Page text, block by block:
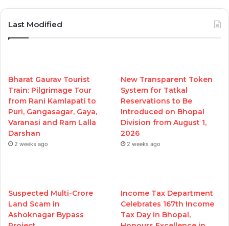
Last Modified
Bharat Gaurav Tourist
Train: Pilgrimage Tour
from Rani Kamlapati to
Puri, Gangasagar, Gaya,
Varanasi and Ram Lalla
Darshan
2 weeks ago
New Transparent Token
System for Tatkal
Reservations to Be
Introduced on Bhopal
Division from August 1,
2026
2 weeks ago
Suspected Multi-Crore
Land Scam in
Ashoknagar Bypass
Income Tax Department
Celebrates 167th Income
Tax Day in Bhopal,